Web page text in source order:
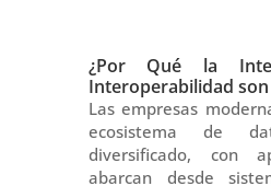
¿Por Qué la
Interoperabilidad son
Las empresas
ecosistema de
diversificado, con
abarcan desde